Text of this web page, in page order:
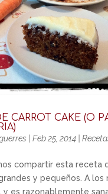
CARROT CAKE (O
Feb 25, 2014|
compartir esta receta
y pequeños. A los
y es razonablemente